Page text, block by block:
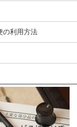
の利用方法